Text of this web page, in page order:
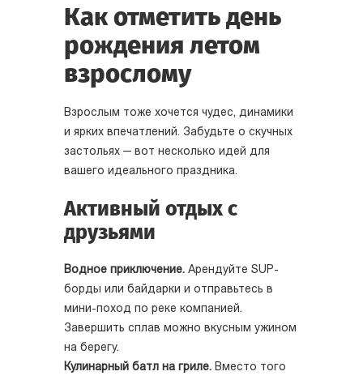
Как отметить день
рождения летом
взрослому
Взрослым тоже хочется чудес, динамики
и ярких впечатлений. Забудьте о скучных
застольях — вот несколько идей для
вашего идеального праздника.
Активный отдых с
друзьями
Водное приключение. Арендуйте SUP-
борды или байдарки и отправьтесь в
мини-поход по реке компанией.
Завершить сплав можно вкусным ужином
на берегу.
Кулинарный батл на гриле. Вместо того